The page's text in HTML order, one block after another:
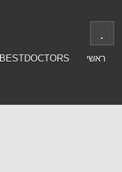
ראשי BESTDOCTORS